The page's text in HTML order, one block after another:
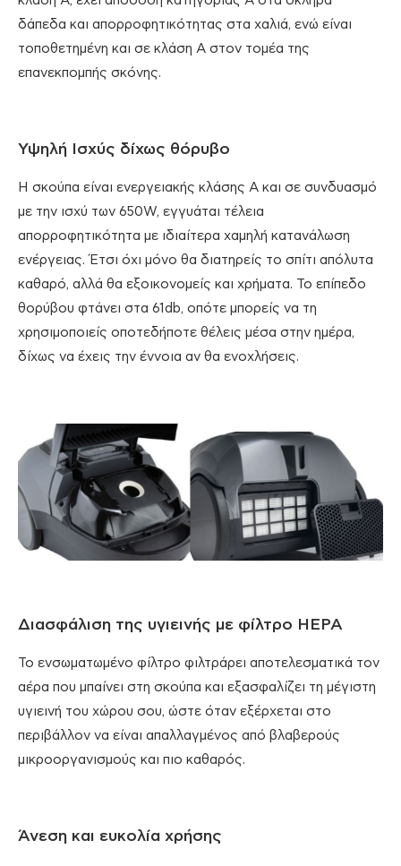
δάπεδα και απορροφητικότητας στα χαλιά, ενώ είναι
τοποθετημένη και σε κλάση Α στον τομέα της
επανεκπομπής σκόνης.
Υψηλή Ισχύς δίχως θόρυβο
Η σκούπα είναι ενεργειακής κλάσης Α και σε συνδυασμό
με την ισχύ των 650W, εγγυάται τέλεια
απορροφητικότητα με ιδιαίτερα χαμηλή κατανάλωση
ενέργειας. Έτσι όχι μόνο θα διατηρείς το σπίτι απόλυτα
καθαρό, αλλά θα εξοικονομείς και χρήματα. Το επίπεδο
θορύβου φτάνει στα 61db, οπότε μπορείς να τη
χρησιμοποιείς οποτεδήποτε θέλεις μέσα στην ημέρα,
δίχως να έχεις την έννοια αν θα ενοχλήσεις.
Διασφάλιση της υγιεινής με φίλτρο HEPA
Το ενσωματωμένο φίλτρο φιλτράρει αποτελεσματικά τον
αέρα που μπαίνει στη σκούπα και εξασφαλίζει τη μέγιστη
υγιεινή του χώρου σου, ώστε όταν εξέρχεται στο
περιβάλλον να είναι απαλλαγμένος από βλαβερούς
μικροοργανισμούς και πιο καθαρός.
Άνεση και ευκολία χρήσης